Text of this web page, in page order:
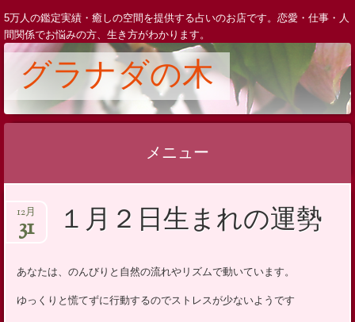
5万人の鑑定実績・癒しの空間を提供する占いのお店です。恋愛・仕事・人
間関係でお悩みの方、生き方がわかります。
グラナダの木
メニュー
ン
テ
ツ
へ
１月２日生まれの運勢
12月
31
あなたは、のんびりと自然の流れやリズムで動いています。
ゆっくりと慌てずに行動するのでストレスが少ないようです